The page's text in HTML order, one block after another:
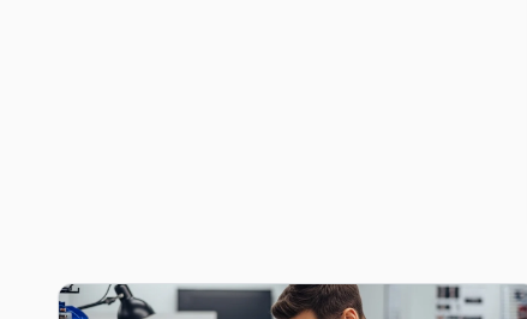
Bağcılar'da Bağlar bölgesi dahil tüm hizmet alanımızda
Loewe TV'nizin Barbaros adresine gelen ekibimiz
Bağcılar TV Servis Merkezi →